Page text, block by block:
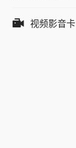
视频影音卡